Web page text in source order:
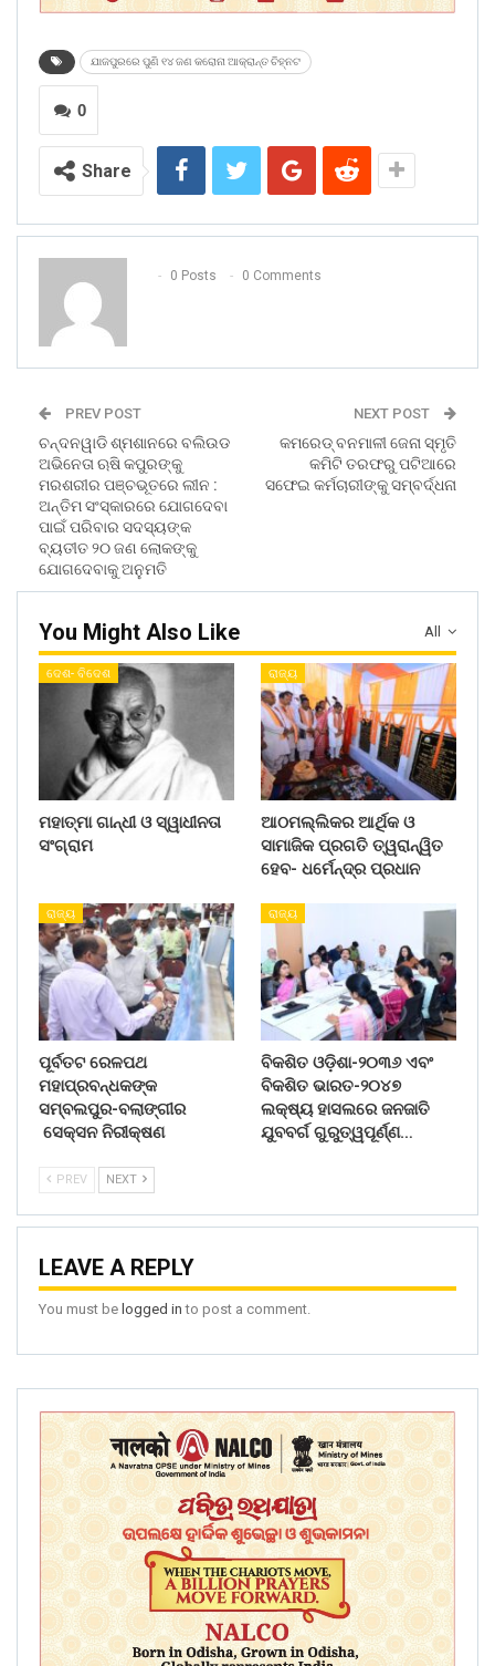
ଯାଜପୁରରେ ପୁଣି ୧୪ ଜଣ କରୋନା ଆକ୍ରାନ୍ତ ଚିହ୍ନଟ
0
Share
0 Posts 0 Comments
PREV POST
ଚନ୍ଦନୱାଡି ଶ୍ମଶାନରେ ବଲିଉଡ
ଅଭିନେତା ଋଷି କପୁରଙ୍କୁ
ମରଶରୀର ପଞ୍ଚଭୂତରେ ଲୀନ :
ଅନ୍ତିମ ସଂସ୍କାରରେ ଯୋଗଦେବା
ପାଇଁ ପରିବାର ସଦସ୍ୟଙ୍କ
ବ୍ୟତୀତ ୨୦ ଜଣ ଲୋକଙ୍କୁ
ଯୋଗଦେବାକୁ ଅନୁମତି
NEXT POST
କମରେଡ୍ ବନମାଳୀ ଜେନା ସ୍ମୃତି
କମିଟି ତରଫରୁ ପଟିଆରେ
ସଫେଇ କର୍ମଚାରୀଙ୍କୁ ସମ୍ବର୍ଦ୍ଧନା
All
You Might Also Like
ଦେଶ- ବିଦେଶ
ମହାତ୍ମା ଗାନ୍ଧୀ ଓ ସ୍ୱାଧୀନତା
ସଂଗ୍ରାମ
ରାଜ୍ୟ
ଆଠମଲ୍ଲିକର ଆର୍ଥିକ ଓ
ସାମାଜିକ ପ୍ରଗତି ତ୍ୱରାନ୍ୱିତ
ହେବ- ଧର୍ମେନ୍ଦ୍ର ପ୍ରଧାନ
ରାଜ୍ୟ
ପୂର୍ବତଟ ରେଳପଥ
ମହାପ୍ରବନ୍ଧକଙ୍କ
ସମ୍ବଲପୁର-ବଲାଙ୍ଗୀର
ସେକ୍ସନ ନିରୀକ୍ଷଣ
ରାଜ୍ୟ
ବିକଶିତ ଓଡ଼ିଶା-୨୦୩୬ ଏବଂ
ବିକଶିତ ଭାରତ-୨୦୪୭
ଲକ୍ଷ୍ୟ ହାସଲରେ ଜନଜାତି
ଯୁବବର୍ଗ ଗୁରୁତ୍ୱପୂର୍ଣ୍ଣ…
PREV NEXT
LEAVE A REPLY
You must be logged in to post a comment.